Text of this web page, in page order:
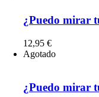
¿Puedo mirar
12,95€
Agotado
¿Puedo mirar